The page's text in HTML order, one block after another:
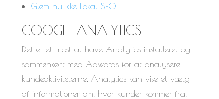
Glem nu ikke Lokal SEO
GOOGLE ANALYTICS
Det er et most at have Analytics installeret og
sammenkørt med Adwords for at analysere
kundeaktiviteterne. Analytics kan vise et vælg
af informationer om, hvor kunder kommer fra,